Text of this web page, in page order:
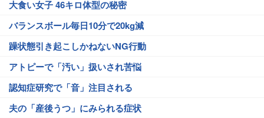
大食い女子 46キロ体型の秘密
バランスボール毎日10分で20kg減
躁状態引き起こしかねないNG行動
アトピーで「汚い」扱いされ苦悩
認知症研究で「音」注目される
夫の「産後うつ」にみられる症状